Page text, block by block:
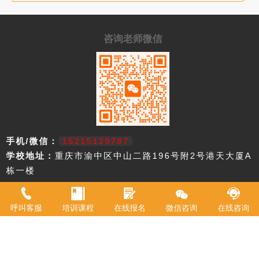
呼叫客服 培训课程 在线报名 微信咨询 在线咨询
咨询老师微信
手机/微信：
15215129787
学校地址： 重庆市渝中区中山二路196号附2号港天大厦A
栋一楼
重庆市欧艺职业技能培训学校，18年来专注西点技术教育，近年来迅速
升级为综合型职业学校。2021年被评定为职业技能等级鉴定机构。 我